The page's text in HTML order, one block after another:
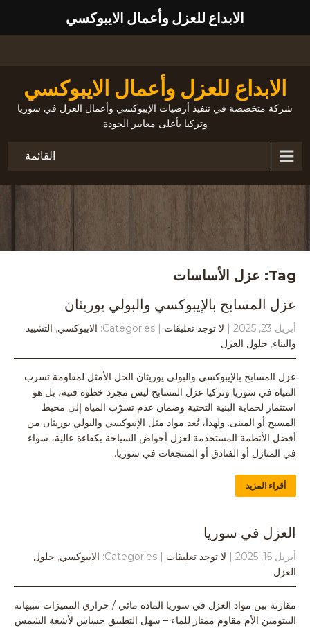
الابداع للعزل وأعمال الايبوكسي
شركة متخصصة في تنفيذ أرضيات الإيبوكسي وأعمال العزل في سوريا
وتركيا بأعلى معايير الجودة
القائمة
Tag: عزل الأساسات
عزل المسابح بالإيبوكسي والبولي يوريثان
أبريل 23, 2025 | لا توجد تعليقات | Categories: الايبوكسي, التشييد
والبناء, حلول العزل
عزل المسابح بالإيبوكسي والبولي يوريثان الحل الأمثل لمقاومة تسرب
المياه في سوريا وتركيا عزل المسابح ليس مجرد خطوة فنية، بل هو
استثمار لحماية البنية التحتية وضمان عدم تسرّب المياه إلى محيط
المسبح أو المبنى. ولهذا، تُعد مواد مثل الإيبوكسي والبولي يوريثان من
أفضل الأنظمة المستخدمة لعزل أحواض السباحة بكفاءة عالية، سواء
في المنازل أو الفنادق أو المنتجعات في سوريا…
أقراء المزيد
العزل في سوريا
أبريل 15, 2025 | لا توجد تعليقات | Categories: الايبوكسي, حلول
العزل
مقارنة بين مواد العزل في سوريا المادة مائي / حراري المميزات تنبيهاته
البيتومين الأم مقاوم ممتاز للماء – سهل التطبيق حساس لأشعة الشمس
الابداع للعزل وأعمال الايبوكسي